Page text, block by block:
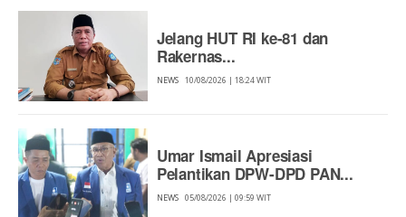
Jelang HUT RI ke-81 dan
Rakernas...
NEWS 10/08/2026 | 18:24 WIT
Umar Ismail Apresiasi
Pelantikan DPW-DPD PAN...
NEWS 05/08/2026 | 09:59 WIT